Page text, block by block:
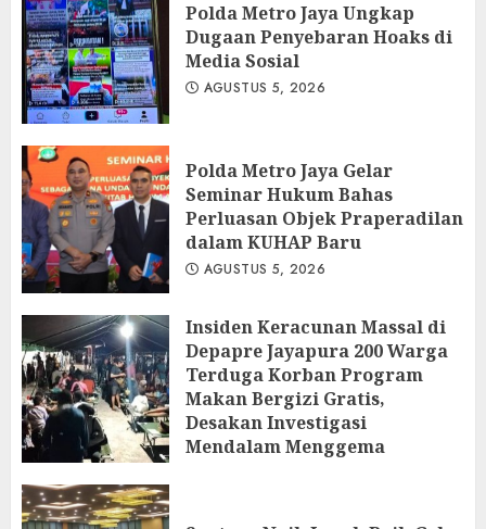
Polda Metro Jaya Ungkap
Dugaan Penyebaran Hoaks di
Media Sosial
AGUSTUS 5, 2026
Polda Metro Jaya Gelar
Seminar Hukum Bahas
Perluasan Objek Praperadilan
dalam KUHAP Baru
AGUSTUS 5, 2026
Insiden Keracunan Massal di
Depapre Jayapura 200 Warga
Terduga Korban Program
Makan Bergizi Gratis,
Desakan Investigasi
Mendalam Menggema